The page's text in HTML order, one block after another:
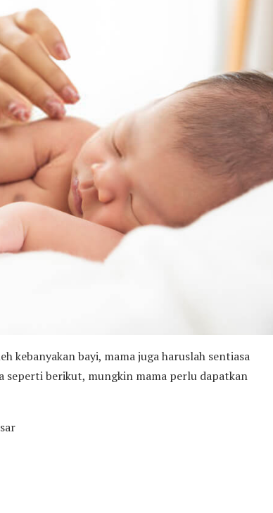
kebanyakan bayi, mama juga haruslah sentiasa
seperti berikut, mungkin mama perlu dapatkan